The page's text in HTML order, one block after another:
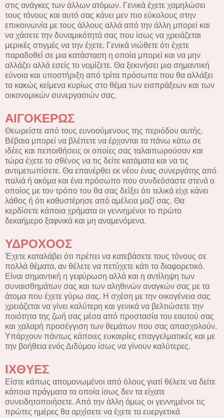
στις ανάγκες των άλλων ατόμων. Γενικά έχετε χαμηλώσει
τους τόνους και αυτό σας κάνει μεν πιο εύκολους στην
επικοινωνία με τους άλλους αλλά από την άλλη μπορεί και
να χάσετε την δυναμικότητά σας που ίσως να χρειάζεται
μερικές στιγμές να την έχετε. Γενικά νιώθετε ότι έχετε
παραδοθεί σε μια κατάσταση η οποία μπορεί και να μην
αλλάζει αλλά εσείς το νομίζετε. Θα ξεκινήσει μια σημαντική
εύνοια και υποστήριξη από τρίτα πρόσωπα που θα αλλάξει
τα κακώς κείμενα κυρίως στο θέμα των εισπράξεων και των
οικονομικών συνεργασιών σας.
ΑΙΓΟΚΕΡΩΣ
Θεωρείστε από τους ευνοούμενους της περιόδου αυτής.
Βέβαια μπορεί να βλέπετε να έρχονται τα πάνω κάτω σε
ιδέες και πεποιθήσεις οι οποίες σας ταλαιπωρούσαν και
τώρα έχετε το σθένος να τις δείτε κατάματα και να τις
αντιμετωπίσετε. Θα επανέρθει εκ νέου ένας συνεργάτης από
παλιά ή ακόμα και ένα πρόσωπο που συνδεόσαστε στενά ο
οποίος με τον τρόπο του θα σας δείξει ότι τελικά είχε κάνει
λάθος ή ότι καθυστέρησε από αμέλεια μαζί σας. Θα
κερδίσετε κάποια χρήματα οι γεννημένοι το πρώτο
δεκαήμερο ξαφνικά και μη αναμενόμενα.
ΥΔΡΟΧΟΟΣ
Έχετε καταλάβει ότι πρέπει να κατεβάσετε τους τόνους σε
πολλά θέματα, αν θέλετε να πετύχετε κάτι το διαφορετικό.
Είναι σημαντική η γεφύρωση αλλά και η αντίληψη των
συναισθημάτων σας και των αληθινών αναγκών σας με τα
άτομα που έχετε γύρω σας. Η σχέση με την οικογένεια σας
χρειάζεται να γίνει καλύτερη και γενικά να βελτιώσετε την
ποιότητα της ζωή σας μέσα από προστασία του εαυτού σας
και χαλαρή προσέγγιση των θεμάτων που σας απασχολούν.
Υπάρχουν πάντως κάποιες ευκαιρίες επαγγελματικές και με
την βοήθεια ενός Διδύμου ίσως να γίνουν καλύτερες.
ΙΧΘYΕΣ
Είστε κάπως απομονωμένοι από όλους γιατί θέλετε να δείτε
κάποια πράγματα τα οποία ίσως δεν τα είχατε
συνειδητοποιήσετε. Από την άλλη όμως οι γεννημένοι τις
πρώτες ημέρες θα αρχίσετε να έχετε τα ευεργετικά